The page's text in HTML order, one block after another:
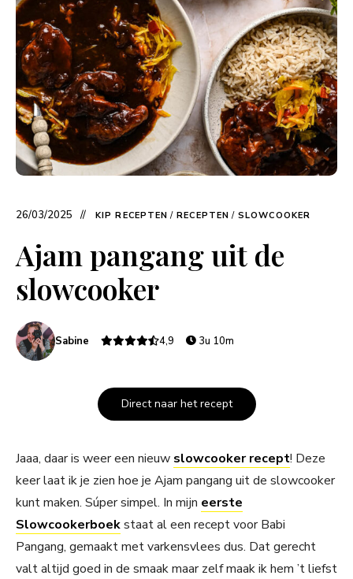
26/03/2025 KIP RECEPTEN / RECEPTEN / SLOWCOOKER
Ajam pangang uit de
slowcooker
Sabine 4,9 3u 10m
Direct naar het recept
Jaaa, daar is weer een nieuw slowcooker recept! Deze
keer laat ik je zien hoe je Ajam pangang uit de slowcooker
kunt maken. Súper simpel. In mijn eerste
Slowcookerboekstaat al een recept voor Babi
Pangang, gemaakt met varkensvlees dus. Dat gerecht
valt altijd goed in de smaak maar zelf maak ik hem ’t liefst